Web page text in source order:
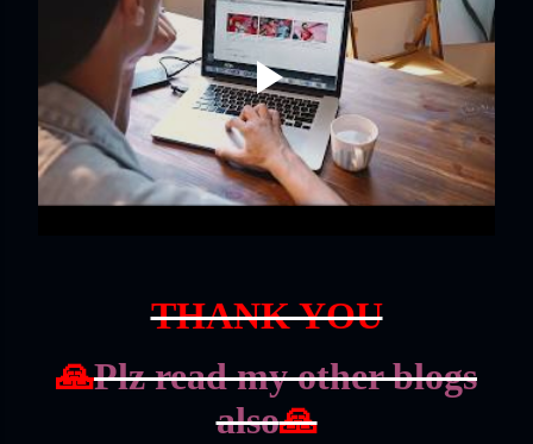
THANK YOU
🙏Plz read my other blogs
also🙏